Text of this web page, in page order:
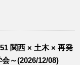
関西 × 土木 × 再発
～(2026/12/08)